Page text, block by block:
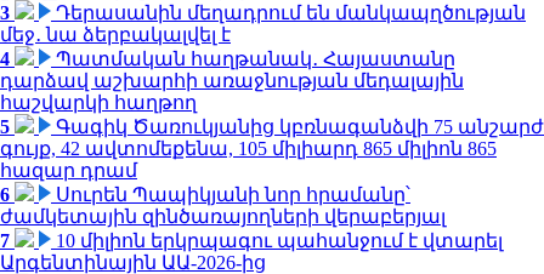
3
Դերասանին մեղադրում են մանկապղծության
մեջ․ նա ձերբակալվել է
4
Պատմական հաղթանակ․ Հայաստանը
դարձավ աշխարհի առաջնության մեդալային
հաշվարկի հաղթող
5
Գագիկ Ծառուկյանից կբռնագանձվի 75 անշարժ
գույք, 42 ավտոմեքենա, 105 միլիարդ 865 միլիոն 865
հազար դրամ
6
Սուրեն Պապիկյանի նոր հրամանը՝
ժամկետային զինծառայողների վերաբերյալ
7
10 միլիոն երկրպագու պահանջում է վտարել
Արգենտինային ԱԱ-2026-ից